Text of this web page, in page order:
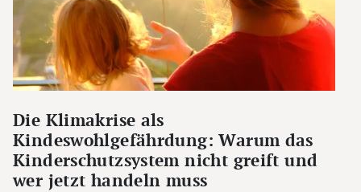
Die Klimakrise als
Kindeswohlgefährdung: Warum das
Kinderschutzsystem nicht greift und
wer jetzt handeln muss